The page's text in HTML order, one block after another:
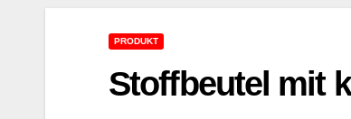
PRODUKT
Stoffbeutel mit